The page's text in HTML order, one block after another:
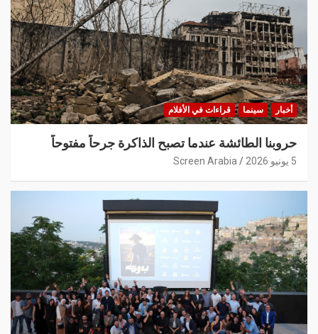
أخبار سينما قراءات في الأفلام
حروبنا الطائشة عندما تصبح الذاكرة جرحاً مفتوحاً
5 يونيو 2026 Screen Arabia